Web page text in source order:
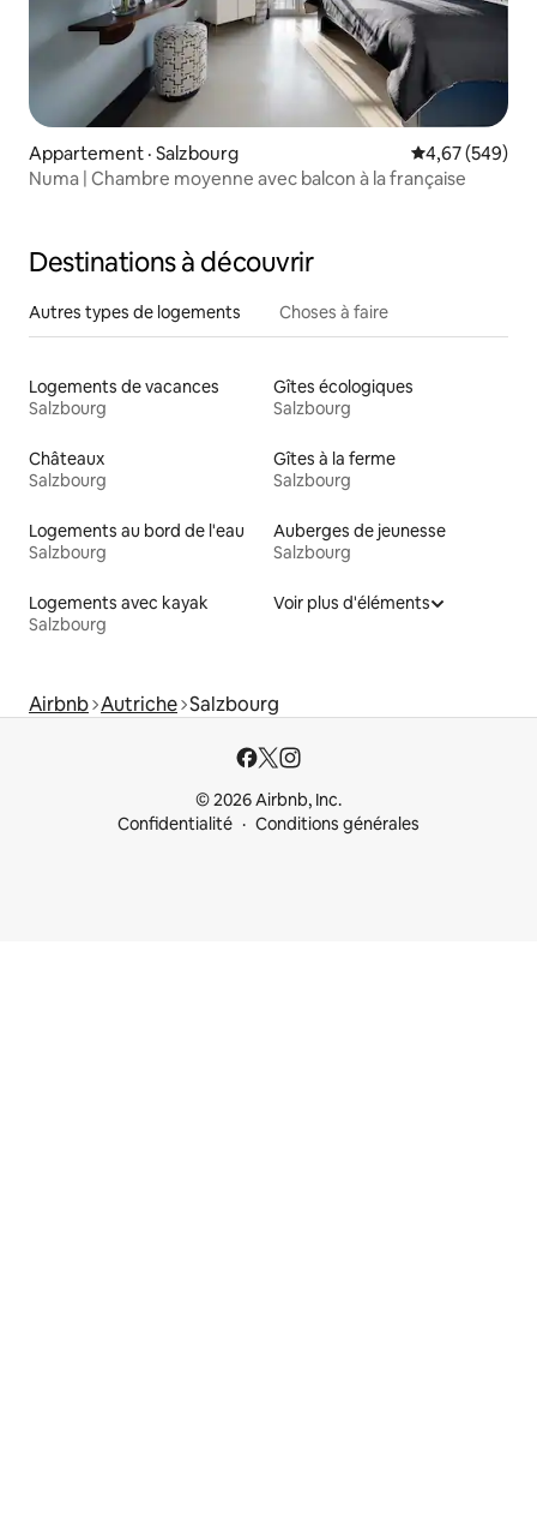
Appartement · Salzbourg Note
4,67 (549)
Numa | Chambre moyenne avec balcon à la française
Destinations à découvrir
Autres types de logements Choses à faire
Logements de vacances
Salzbourg
Gîtes écologiques
Salzbourg
Châteaux
Salzbourg
Gîtes à la ferme
Salzbourg
Logements au bord de l'eau
Salzbourg
Auberges de jeunesse
Salzbourg
Logements avec kayak
Salzbourg
Voir plus d'éléments
Airbnb Autriche Salzbourg
© 2026 Airbnb, Inc.
Confidentialité
Conditions générales